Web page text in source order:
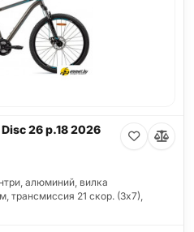
26 р.18 2026
алюминий, вилка
трансмиссия 21 скор. (3х7),